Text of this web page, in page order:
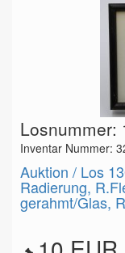
Losnummer:
Inventar Nummer:
Auktion / Los
Radierung,
gerahmt/Glas,